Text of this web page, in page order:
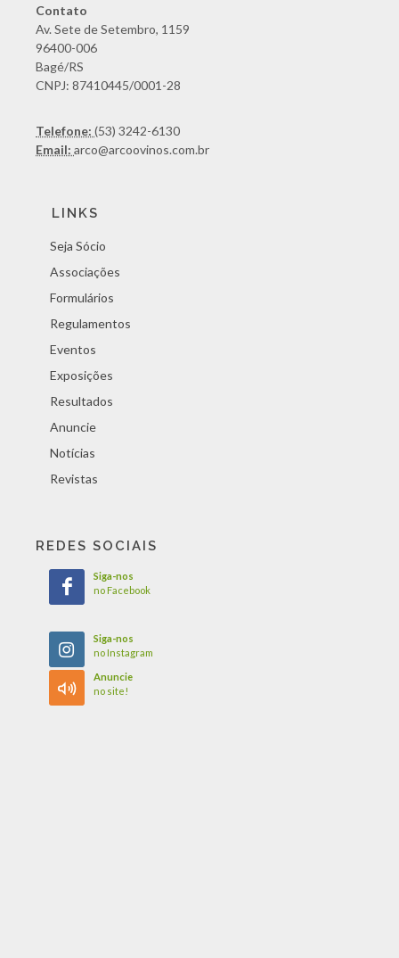
Contato
Av. Sete de Setembro, 1159
96400-006
Bagé/RS
CNPJ: 87410445/0001-28
Telefone: (53) 3242-6130
Email: arco@arcoovinos.com.br
LINKS
Seja Sócio
Associações
Formulários
Regulamentos
Eventos
Exposições
Resultados
Anuncie
Notícias
Revistas
REDES SOCIAIS
Siga-nos
no Facebook
Siga-nos
no Instagram
Anuncie
no site!